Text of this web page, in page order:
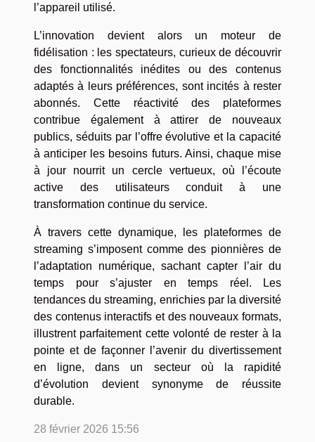
l’appareil utilisé.
L’innovation devient alors un moteur de
fidélisation : les spectateurs, curieux de découvrir
des fonctionnalités inédites ou des contenus
adaptés à leurs préférences, sont incités à rester
abonnés. Cette réactivité des plateformes
contribue également à attirer de nouveaux
publics, séduits par l’offre évolutive et la capacité
à anticiper les besoins futurs. Ainsi, chaque mise
à jour nourrit un cercle vertueux, où l’écoute
active des utilisateurs conduit à une
transformation continue du service.
À travers cette dynamique, les plateformes de
streaming s’imposent comme des pionnières de
l’adaptation numérique, sachant capter l’air du
temps pour s’ajuster en temps réel. Les
tendances du streaming, enrichies par la diversité
des contenus interactifs et des nouveaux formats,
illustrent parfaitement cette volonté de rester à la
pointe et de façonner l’avenir du divertissement
en ligne, dans un secteur où la rapidité
d’évolution devient synonyme de réussite
durable.
28 février 2026 15:56